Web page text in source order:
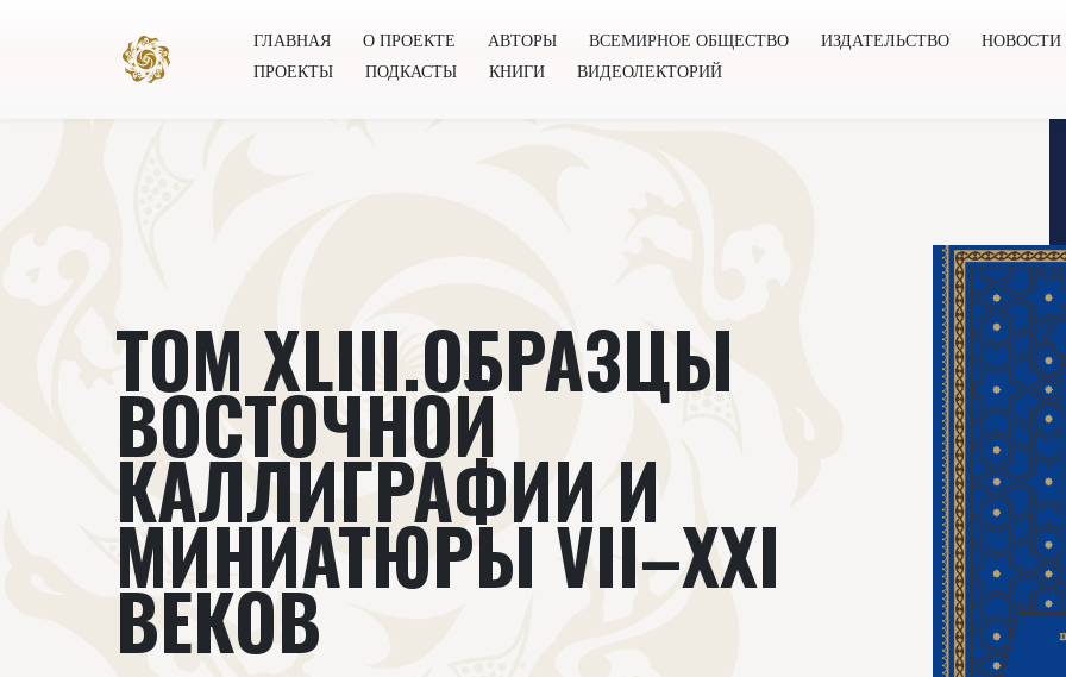
ГЛАВНАЯ О ПРОЕКТЕ АВТОРЫ ВСЕМИРНОЕ ОБЩЕСТВО ИЗДАТЕЛЬСТВО
НОВОСТИ
ПРОЕКТЫ
ПОДКАСТЫ КНИГИ ВИДЕОЛЕКТОРИЙ
ТОМ XLIII.ОБРАЗЦЫ
ВОСТОЧНОЙ
КАЛЛИГРАФИИ И
МИНИАТЮРЫ VII–XXI
ВЕКОВ